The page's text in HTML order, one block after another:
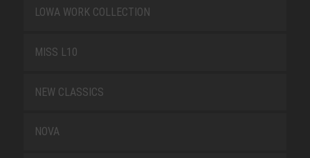
LOWA WORK COLLECTION
MISS L10
NEW CLASSICS
NOVA